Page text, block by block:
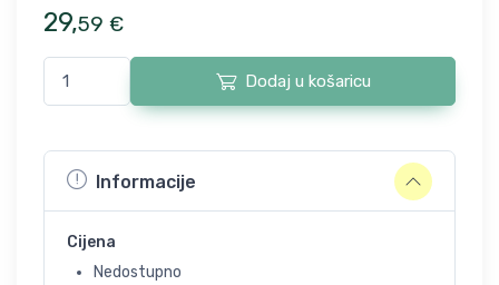
29,59 €
Dodaj u košaricu
Informacije
Cijena
Nedostupno